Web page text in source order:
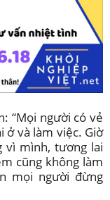
“Mọi người có vẻ
ở và làm việc. Giờ
vì mình, tương lai
cũng không làm
mọi người đừng